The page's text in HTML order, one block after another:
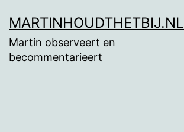
naar
de
MARTINHOUDTHETBIJ.NL
Martin observeert en
becommentarieert